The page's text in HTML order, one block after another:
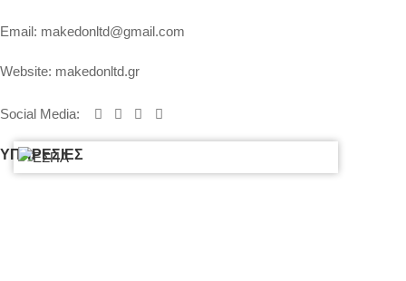
Email: makedonltd@gmail.com
Website: makedonltd.gr
Social Media:
ΥΠΗΡΕΣΙΕΣ